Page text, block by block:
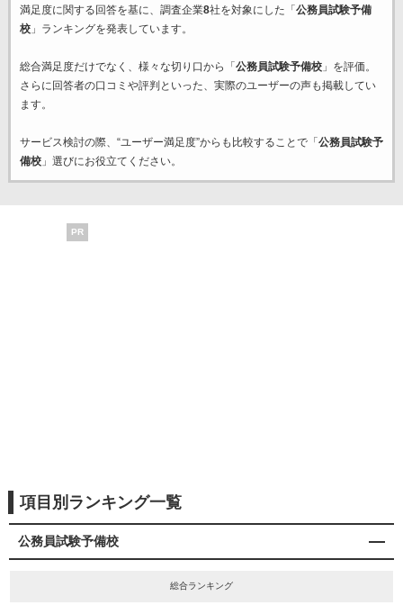
満足度に関する回答を基に、調査企業8社を対象にした「 公務員試験予備
校」ランキングを発表しています。
総合満足度だけでなく、様々な切り口から「 公務員試験予備校」を評価。
さらに回答者の口コミや評判といった、実際のユーザーの声も掲載してい
ます。
サービス検討の際、“ユーザー満足度”からも比較することで「 公務員試験予
備校」選びにお役立てください。
PR
項目別ランキング一覧
公務員試験予備校
総合ランキング